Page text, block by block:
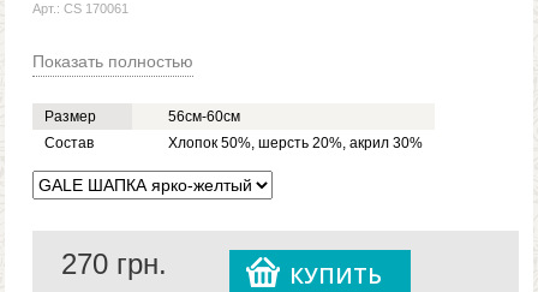
Арт.: CS 170061
Показать полностью
Размер
56см-60см
Состав
Хлопок 50%, шерсть 20%, акрил 30%
270 грн. КУПИТЬ